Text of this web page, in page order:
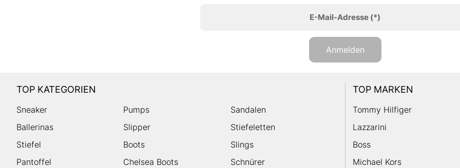
E-Mail-Adresse(*)
Anmelden
TOP KATEGORIEN
Sneaker Pumps
Sandalen
Ballerinas
Slipper
Stiefeletten
Stiefel
Boots
Slings
Pantoffel
Chelsea Boots Schnürer
TOP MARKEN
Tommy Hilfiger
Lazzarini
Boss
Michael Kors